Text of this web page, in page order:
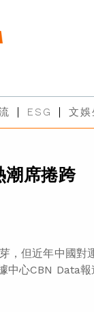
ESG 文娛
席捲跨
，但近年中國
中心CBN Data